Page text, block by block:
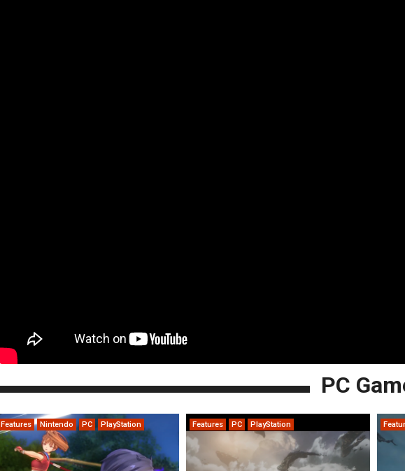
PC
Features Nintendo PC PlayStation Features PC PlayStation